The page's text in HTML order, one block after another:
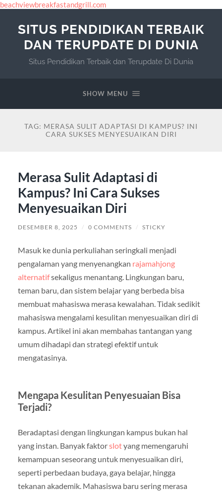
beachviewbreakfastandgrill.com
SITUS PENDIDIKAN TERBAIK
DAN TERUPDATE DI DUNIA
Situs Pendidikan Terbaik dan Terupdate Di Dunia
SHOW MENU
TAG: MERASA SULIT ADAPTASI DI KAMPUS? INI
CARA SUKSES MENYESUAIKAN DIRI
Merasa Sulit Adaptasi di
Kampus? Ini Cara Sukses
Menyesuaikan Diri
DESEMBER 8, 2025 / 0 COMMENTS / STICKY
Masuk ke dunia perkuliahan seringkali menjadi
pengalaman yang menyenangkan rajamahjong
alternatifsekaligus menantang. Lingkungan baru,
teman baru, dan sistem belajar yang berbeda bisa
membuat mahasiswa merasa kewalahan. Tidak sedikit
mahasiswa mengalami kesulitan menyesuaikan diri di
kampus. Artikel ini akan membahas tantangan yang
umum dihadapi dan strategi efektif untuk
mengatasinya.
Mengapa Kesulitan Penyesuaian Bisa
Terjadi?
Beradaptasi dengan lingkungan kampus bukan hal
yang instan. Banyak faktorslotyang memengaruhi
kemampuan seseorang untuk menyesuaikan diri,
seperti perbedaan budaya, gaya belajar, hingga
tekanan akademik. Mahasiswa baru sering merasa